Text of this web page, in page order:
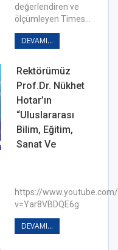
değerlendiren ve
ölçümleyen Times…
DEVAMI...
Rektörümüz
Prof.Dr. Nükhet
Hotar’ın
“Uluslararası
Bilim, Eğitim,
Sanat Ve
https://
v=Yar8VBDQE6g
DEVAMI...